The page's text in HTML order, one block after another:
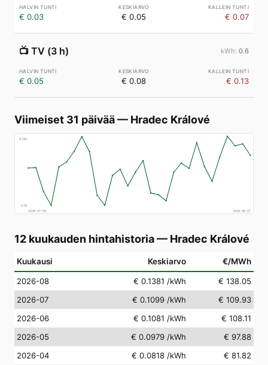
€ 0.03 € 0.05 € 0.07
📺 TV (3 h) 0.6
€ 0.05 € 0.08 € 0.13
Viimeiset 31 päivää— Hradec Králové
€160
€78
2026-07-09
2026-08-07
12 kuukauden hintahistoria— Hradec Králové
Kuukausi Keskiarvo €/MWh
2026-08 € 0.1381 /kWh
€ 138.05
2026-07
€ 0.1099 /kWh
€ 109.93
2026-06
€ 0.1081 /kWh
€ 108.11
2026-05
€ 0.0979 /kWh
€ 97.88
2026-04
€ 0.0818 /kWh
€ 81.82